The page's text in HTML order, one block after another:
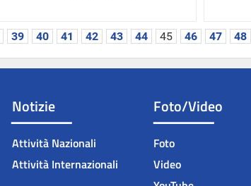
39 40 41 42 43 44 45 46 47 48
Notizie
Attività Nazionali
Attività Internazionali
Foto/Video
Foto
Video